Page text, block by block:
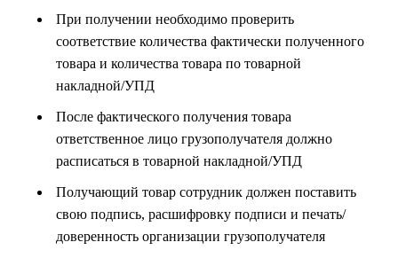
При получении необходимо проверить
соответствие количества фактически полученного
товара и количества товара по товарной
накладной/УПД
После фактического получения товара
ответственное лицо грузополучателя должно
расписаться в товарной накладной/УПД
Получающий товар сотрудник должен поставить
свою подпись, расшифровку подписи и печать/
доверенность организации грузополучателя